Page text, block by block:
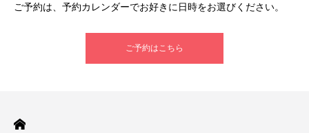
ご予約は、予約カレンダーでお好きに日時をお選びください。
ご予約はこちら